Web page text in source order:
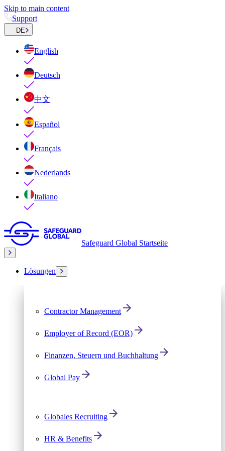
Skip to main content
Support
DE
English
Deutsch
中文
Español
Français
Nederlands
Italiano
Safeguard Global Startseite
Lösungen
Contractor Management
Employer of Record (EOR)
Finanzen, Steuern und Buchhaltung
Global Pay
Globales Recruiting
HR & Benefits